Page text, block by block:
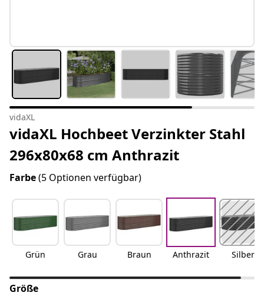
vidaXL
vidaXL Hochbeet Verzinkter Stahl
296x80x68 cm Anthrazit
Farbe(5 Optionen verfügbar)
Grün Grau Braun Anthrazit Silber
Größe